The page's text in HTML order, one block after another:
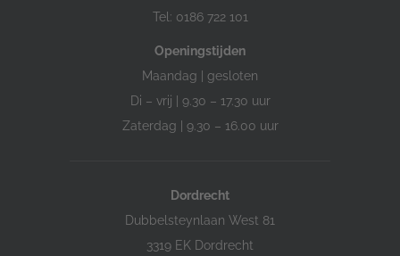
Tel: 0186 722 101
Openingstijden
Maandag | gesloten
Di – vrij | 9.30 – 17.30 uur
Zaterdag | 9.30 – 16.00 uur
Dordrecht
Dubbelsteynlaan West 81
3319 EK Dordrecht